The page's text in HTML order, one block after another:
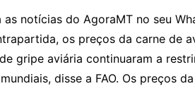
as notícias do AgoraMT no seu
os preços da carne de
gripe aviária continuaram a
disse a FAO. Os preços